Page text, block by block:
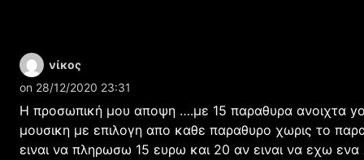
νίκος
on 28/12/2020 23:31
Η προσωπική μου αποψη ….με 15 παραθυρα ανοιχτα
μουσικη με επιλογη απο καθε παραθυρο χωρις το
ειναι να πληρωσω 15 ευρω και 20 αν ειναι να εχω